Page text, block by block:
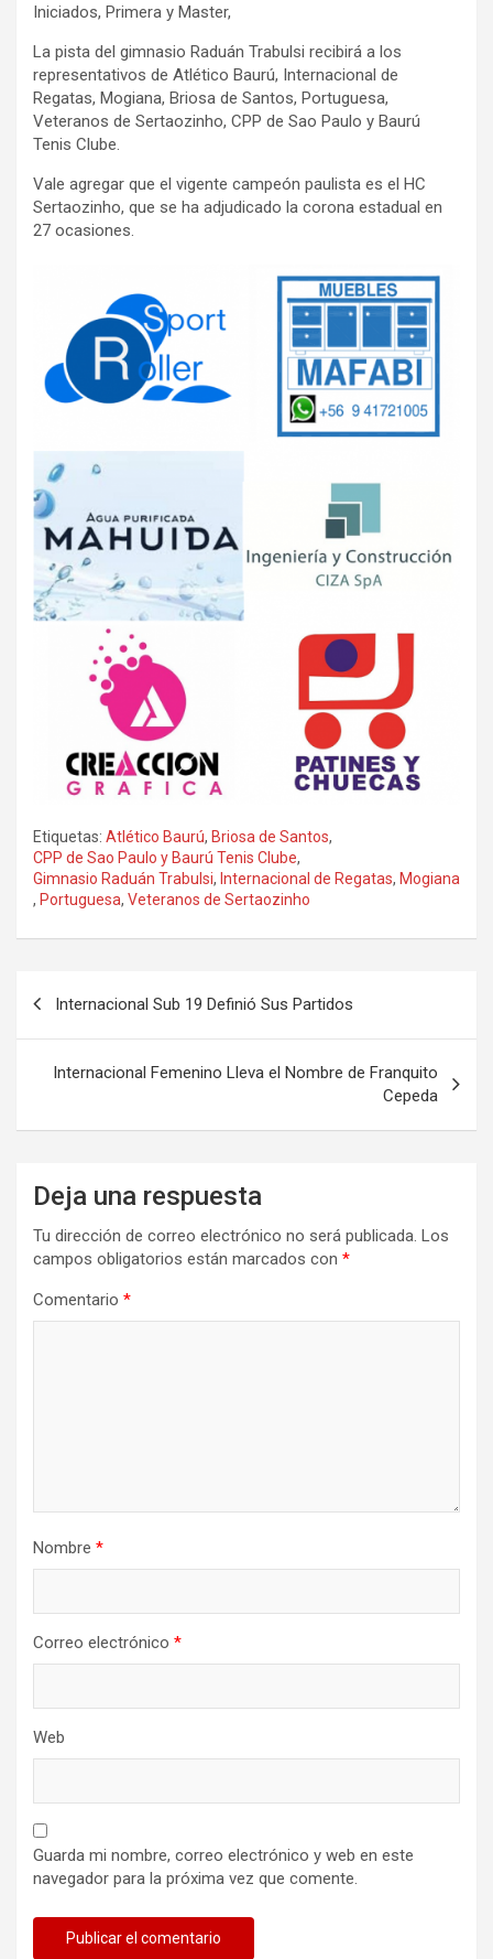
Iniciados, Primera y Master,
La pista del gimnasio Raduán Trabulsi recibirá a los
representativos de Atlético Baurú, Internacional de
Regatas, Mogiana, Briosa de Santos, Portuguesa,
Veteranos de Sertaozinho, CPP de Sao Paulo y Baurú
Tenis Clube.
Vale agregar que el vigente campeón paulista es el HC
Sertaozinho, que se ha adjudicado la corona estadual en
27 ocasiones.
Etiquetas: Atlético Baurú, Briosa de Santos,
CPP de Sao Paulo y Baurú Tenis Clube,
Gimnasio Raduán Trabulsi, Internacional de Regatas, Mogiana
, Portuguesa, Veteranos de Sertaozinho
Internacional Sub 19 Definió Sus Partidos
Internacional Femenino Lleva el Nombre de Franquito
Cepeda
Deja una respuesta
Tu dirección de correo electrónico no será publicada. Los
campos obligatorios están marcados con *
Comentario *
Nombre *
Correo electrónico *
Web
Guarda mi nombre, correo electrónico y web en este
navegador para la próxima vez que comente.